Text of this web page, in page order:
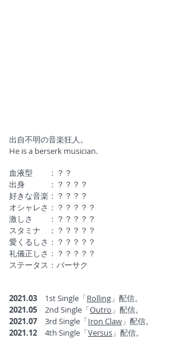
出自不明の音楽狂人。
He is a berserk musician.
血液型 ：？？
出身 ：？？？？
好きな音楽：？？？？
オシャレさ：？？？？？
激しさ ：？？？？？
スタミナ ：？？？？？
愛くるしさ：？？？？？
礼儀正しさ：？？？？？
ステータス：バーサク
2021.03 1st Single「Rolling 」配信。
​2021.05 2nd Single「Outro 」配信。
2021.07 3rd Single「Iron Claw 」配信。
2021.12 4th Single「Versus 」配信。